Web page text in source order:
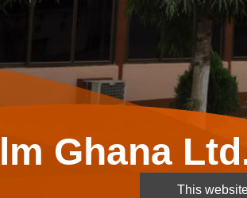
Ghana
This